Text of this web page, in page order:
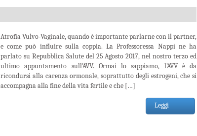
Atrofia Vulvo-Vaginale, quando è importante parlarne con il partner,
e come può influire sulla coppia. La Professoressa Nappi ne ha
parlato su Repubblica Salute del 25 Agosto 2017, nel nostro terzo ed
ultimo appuntamento sull’AVV. Ormai lo sappiamo, l’AVV è da
ricondursi alla carenza ormonale, soprattutto degli estrogeni, che si
accompagna alla fine della vita fertile e che […]
Leggi